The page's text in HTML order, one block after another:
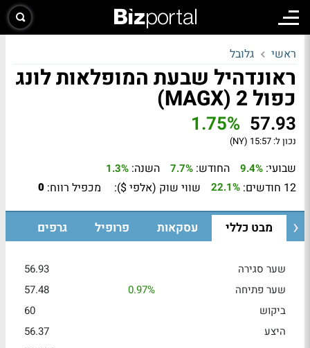
ראשי גלובל
ראונדהיל שבעת המופלאות לונג
כפול 2 (MAGX)
57.93
1.75%
נכון ל: 15:57 (NY)
שבועי: 9.4% החודש: 7.7% השנה: 1.3%
12 חודשים: 22.1% שווי שוק (אלפי $): מכפיל רווח: 0
מבט כללי עסקאות פרופיל גרפים
שער סגירה
56.93
שער פתיחה
0.97%
57.48
ביקוש
60
היצע
56.37